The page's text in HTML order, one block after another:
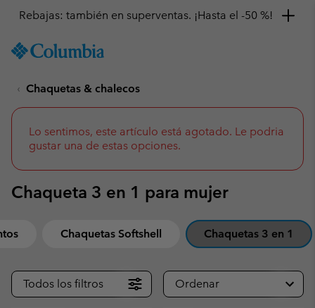
TO
SKIP
NAV
SKIP
TO
Rebajas: también en superventas. ¡Hasta el -50 %!
Chaquetas & chalecos
Lo sentimos, este artículo está agotado. Le podria
gustar una de estas opciones.
Chaqueta 3 en 1 para mujer
Chaquetas Softshell Chaquetas 3 en 1
Todos los filtros Ordenar